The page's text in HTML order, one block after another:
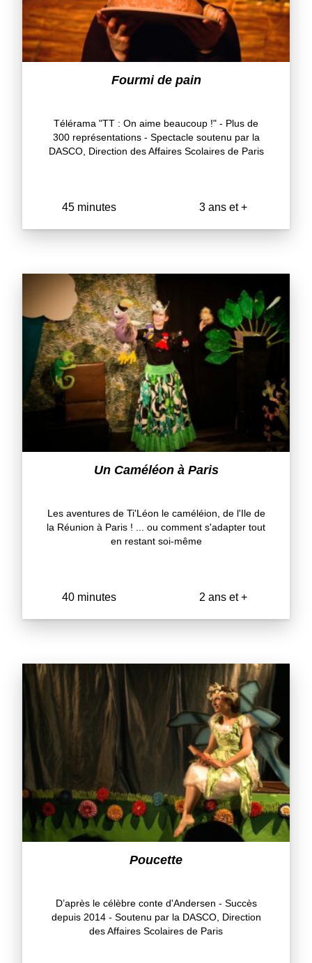
Fourmi de pain
Télérama "TT : On aime beaucoup !" - Plus de
300 représentations - Spectacle soutenu par la
DASCO, Direction des Affaires Scolaires de Paris
45 minutes 3 ans et +
Un Caméléon à Paris
Les aventures de Ti'Léon le caméléion, de l'Ile de
la Réunion à Paris ! ... ou comment s'adapter tout
en restant soi-même
40 minutes 2 ans et +
Poucette
D’après le célèbre conte d'Andersen - Succès
depuis 2014 - Soutenu par la DASCO, Direction
des Affaires Scolaires de Paris